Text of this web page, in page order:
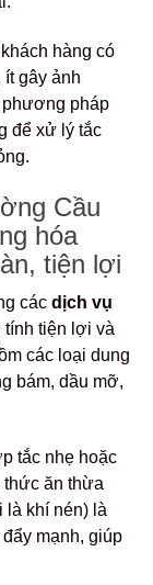
khách hàng có
ít gây ảnh
pháp
để xử lý tắc
Cầu
hóa
tiện lợi
các dịch vụ
tính tiện lợi và
các loại dung
bám, dầu mỡ,
tắc nhẹ hoặc
thức ăn thừa
là khí nén) là
mạnh, giúp